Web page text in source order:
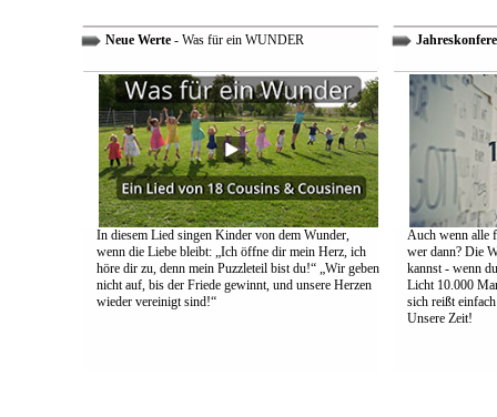
Neue Werte- Was für ein WUNDER
In diesem Lied singen Kinder von dem Wunder,
wenn die Liebe bleibt: „Ich öffne dir mein Herz, ich
höre dir zu, denn mein Puzzleteil bist du!“ „Wir geben
nicht auf, bis der Friede gewinnt, und unsere Herzen
wieder vereinigt sind!“
Auch wenn alle
wer dann? Die
kannst - wenn
Licht 10.000
sich reißt
Unsere Zeit!